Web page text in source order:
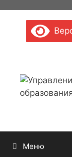
содержимому
Меню